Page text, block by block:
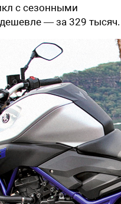
с сезонными
— за 329 тысяч.